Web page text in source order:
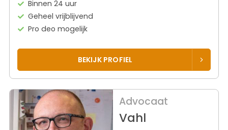
Binnen 24 uur
Geheel vrijblijvend
Pro deo mogelijk
BEKIJK PROFIEL
Advocaat
Vahl